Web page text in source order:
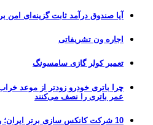
آیا صندوق درآمد ثابت گزینه‌ای
اجاره ون تشریفاتی
تعمیر کولر گازی سامسونگ
عمر باتری را نصف می‌کنند
10 شرکت کانکس سازی برتر